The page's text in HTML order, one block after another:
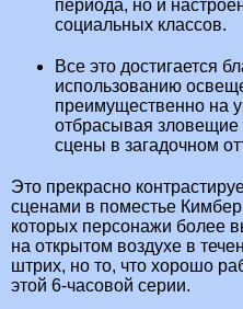
периода, но и
социальных классов.
Все это достигается
использованию
преимущественно на
отбрасывая
сцены в загадочном
Это прекрасно
сценами в поместье
которых персонажи более
на открытом воздухе в
штрих, но то, что хорошо
этой 6-часовой серии.